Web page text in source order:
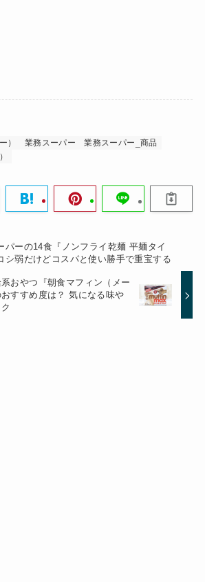
）
業務スーパー
業務スーパー_商品
パーの14食『ノンフライ乾麺 平麺タイ
シ弱だけどコスパと使い勝手で重宝する
おやつ『朝食マフィン（メー
すすめ度は？ 気になる味や